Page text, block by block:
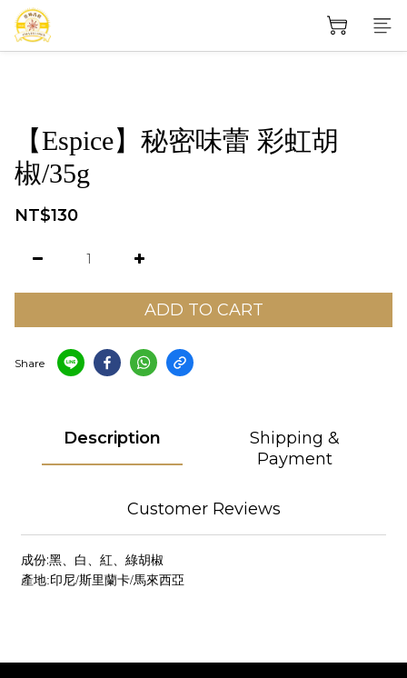
【Espice】秘密味蕾 彩虹胡
椒/35g
NT$130
ADD TO CART
Share
Description
Shipping &
Payment
Customer Reviews
成份:黑、白、紅、綠胡椒
產地:印尼/斯里蘭卡/馬來西亞